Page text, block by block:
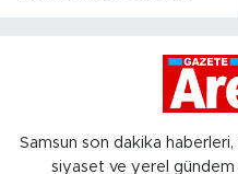
Samsun son dakika
siyaset ve yerel gündem